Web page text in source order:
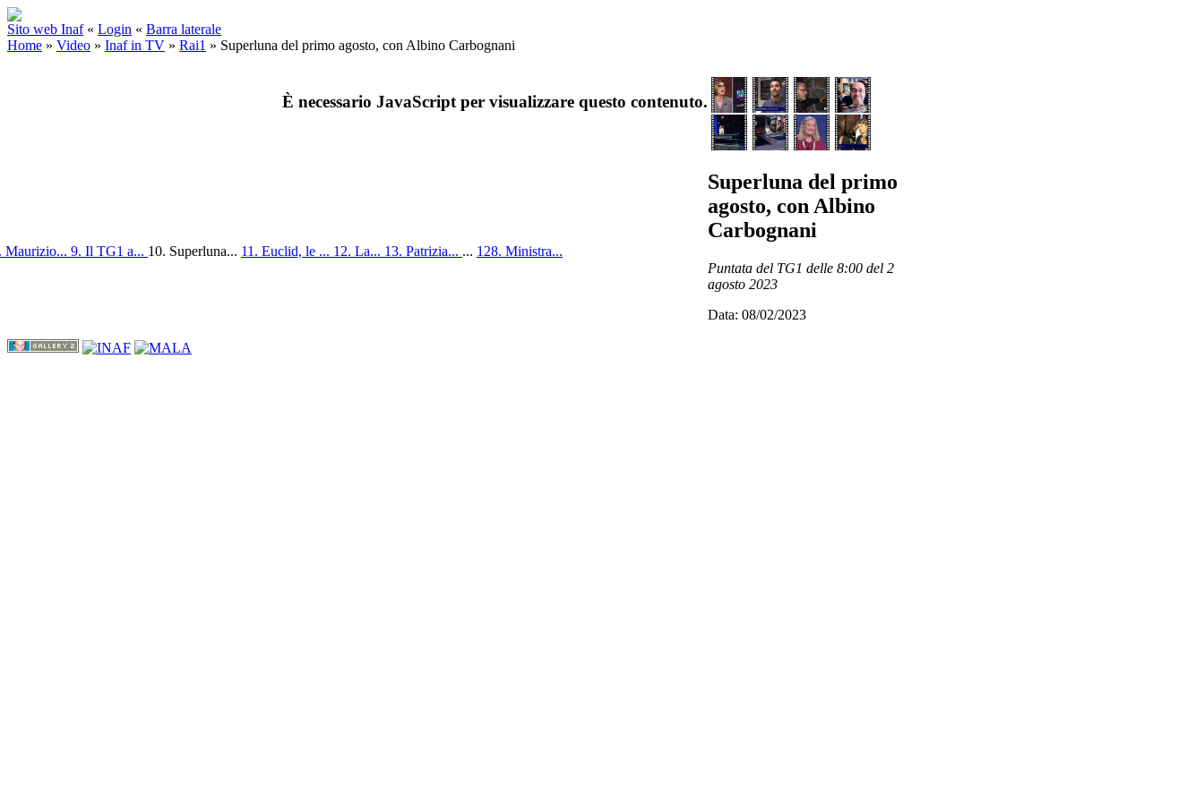
Sito web Inaf « Login « Barra laterale
Home » Video » Inaf in TV » Rai1 » Superluna del primo agosto, con Albino Carbognani
È necessario JavaScript per visualizzare questo contenuto.
Superluna del primo
agosto, con Albino
Carbognani
Puntata del TG1 delle 8:00 del 2
agosto 2023
Data: 08/02/2023
Maurizio... 9. Il TG1 a... 10. Superluna... 11. Euclid, le ... 12. La... 13. Patrizia... ... 128. Ministra...